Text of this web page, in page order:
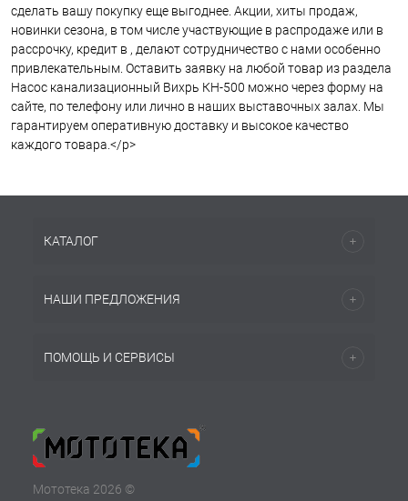
сделать вашу покупку еще выгоднее. Акции, хиты продаж,
новинки сезона, в том числе участвующие в распродаже или в
рассрочку, кредит в , делают сотрудничество с нами особенно
привлекательным. Оставить заявку на любой товар из раздела
Насос канализационный Вихрь КН-500 можно через форму на
сайте, по телефону или лично в наших выставочных залах. Мы
гарантируем оперативную доставку и высокое качество
каждого товара.</p>
КАТАЛОГ
НАШИ ПРЕДЛОЖЕНИЯ
ПОМОЩЬ И СЕРВИСЫ
Мототека 2026 ©